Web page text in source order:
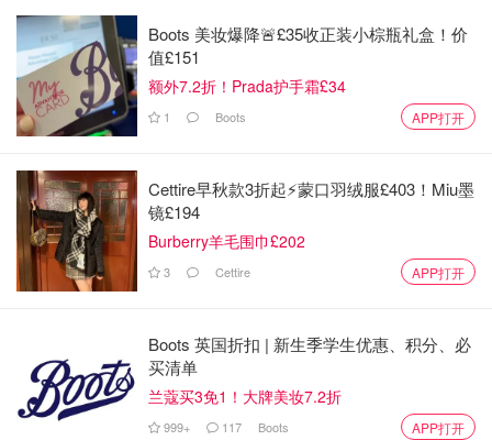
Boots 美妆爆降🚨£35收正装小棕瓶礼盒！价
值£151
额外7.2折！Prada护手霜£34
1 Boots APP打开
Cettire早秋款3折起⚡️蒙口羽绒服£403！Miu墨
镜£194
Burberry羊毛围巾£202
3 Cettire APP打开
Boots 英国折扣 | 新生季学生优惠、积分、必
买清单
兰蔻买3免1！大牌美妆7.2折
999+ 117 Boots APP打开